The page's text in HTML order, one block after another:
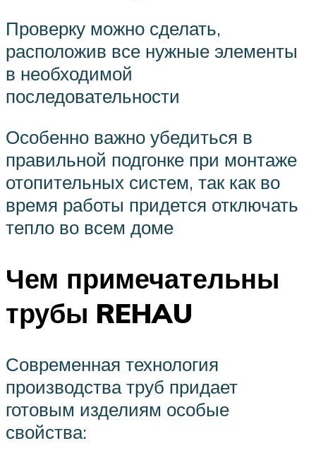
Проверку можно сделать,
расположив все нужные элементы
в необходимой
последовательности
Особенно важно убедиться в
правильной подгонке при монтаже
отопительных систем, так как во
время работы придется отключать
тепло во всем доме
Чем примечательны
трубы REHAU
Современная технология
производства труб придает
готовым изделиям особые
свойства: